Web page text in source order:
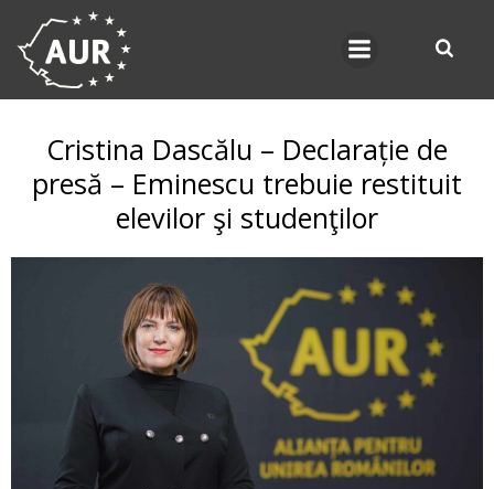
Cristina Dascălu – Declarație de
presă – Eminescu trebuie restituit
elevilor şi studenţilor